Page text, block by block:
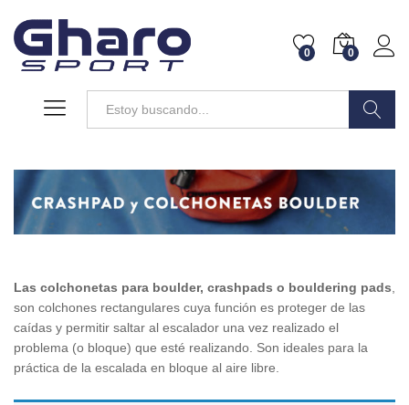
0 0
Las colchonetas para boulder, crashpads o bouldering pads
son colchones rectangulares cuya función es proteger de las
caídas y permitir saltar al escalador una vez realizado el
problema (o bloque) que esté realizando. Son ideales para la
práctica de la escalada en bloque al aire libre.